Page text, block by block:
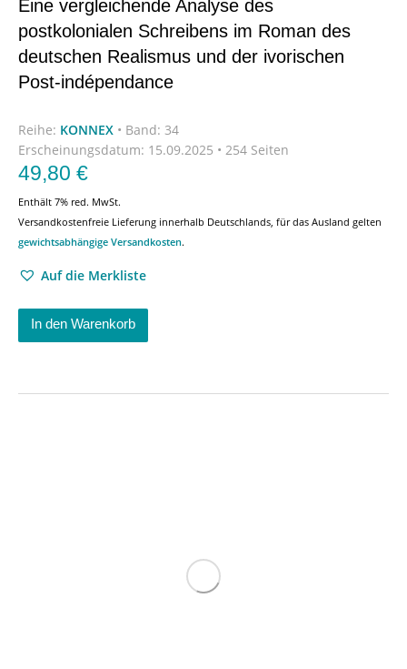
Eine vergleichende Analyse des
postkolonialen Schreibens im Roman des
deutschen Realismus und der ivorischen
Post-indépendance
Reihe: KONNEX • Band: 34
Erscheinungsdatum: 15.09.2025 • 254 Seiten
49,80 €
Enthält 7% red. MwSt.
Versandkostenfreie Lieferung innerhalb Deutschlands, für das Ausland gelten
gewichtsabhängige Versandkosten.
Auf die Merkliste
In den Warenkorb